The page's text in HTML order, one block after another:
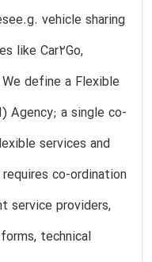
vehicle sharing
like Car2Go,
We define a Flexible
Agency; a single co-
services and
co-ordination
service providers,
technical